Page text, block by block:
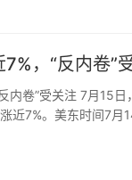
，“反内卷”
内卷”受关注 7月15
近7%。美东时间7月